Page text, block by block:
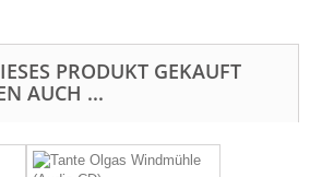
PRODUKT GEKAUFT
AUCH ...